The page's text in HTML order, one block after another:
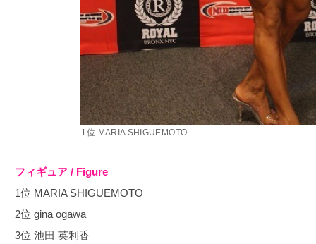
1位 MARIA SHIGUEMOTO
フィギュア / Figure
1位 MARIA SHIGUEMOTO
2位 gina ogawa
3位 池田 英利香